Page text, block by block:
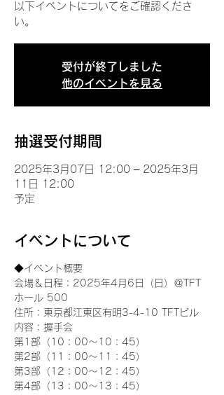
以下イベントについてをご確認くださ
い。
受付が終了しました
他のイベントを見る
抽選受付期間
2025年3月07日 12:00 – 2025年3月
11日 12:00
予定
イベントについて
◆イベント概要
会場＆日程：2025年4月6日（日）＠TFT
ホール 500
住所：東京都江東区有明3-4-10 TFTビル
内容：握手会
第1部（10：00～10：45）
第2部（11：00～11：45）
第3部（12：00～12：45）
第4部（13：00～13：45）